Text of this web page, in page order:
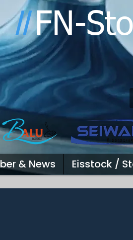
llFN-
& News Eisstock /